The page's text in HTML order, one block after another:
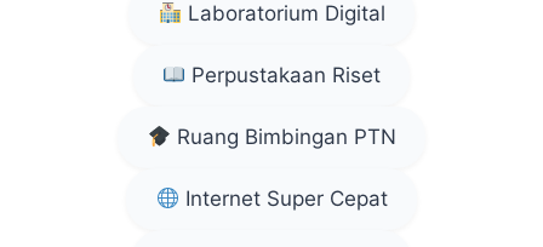
Laboratorium Digital
Perpustakaan Riset
Ruang Bimbingan PTN
Internet Super Cepat